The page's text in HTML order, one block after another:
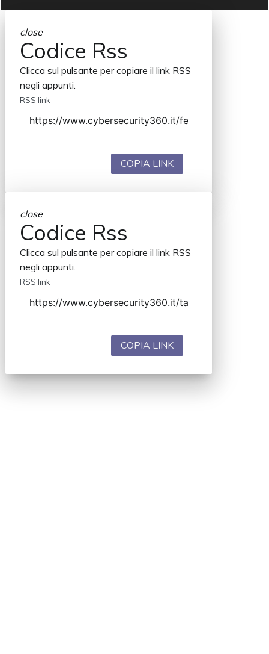
close
Codice Rss
Clicca sul pulsante per copiare il link RSS
negli appunti.
RSS link
COPIA LINK
close
Codice Rss
Clicca sul pulsante per copiare il link RSS
negli appunti.
RSS link
COPIA LINK